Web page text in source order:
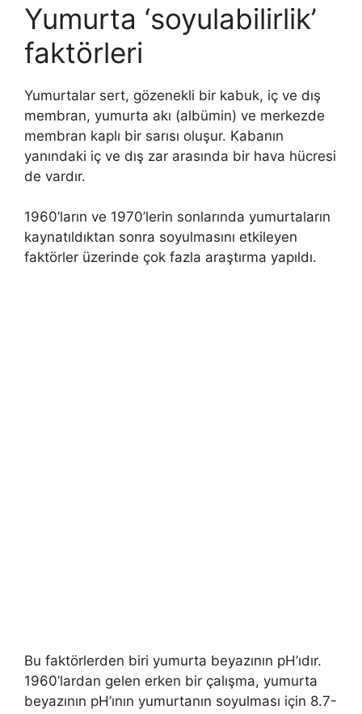
Yumurta ‘soyulabilirlik’
faktörleri
Yumurtalar sert, gözenekli bir kabuk, iç ve dış
membran, yumurta akı (albümin) ve merkezde
membran kaplı bir sarısı oluşur. Kabanın
yanındaki iç ve dış zar arasında bir hava hücresi
de vardır.
1960’ların ve 1970’lerin sonlarında yumurtaların
kaynatıldıktan sonra soyulmasını etkileyen
faktörler üzerinde çok fazla araştırma yapıldı.
Bu faktörlerden biri yumurta beyazının pH’ıdır.
1960’lardan gelen erken bir çalışma, yumurta
beyazının pH’ının yumurtanın soyulması için 8.7-